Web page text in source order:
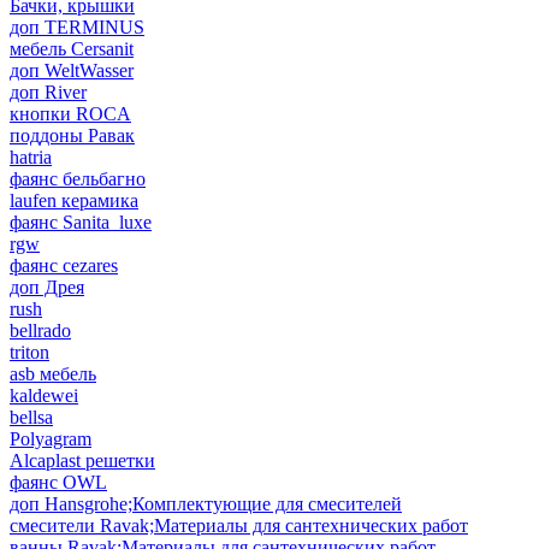
Бачки, крышки
доп TERMINUS
мебель Cersanit
доп WeltWasser
доп River
кнопки ROCA
поддоны Равак
hatria
фаянс бельбагно
laufen керамика
фаянс Sanita_luxe
rgw
фаянс cezares
доп Дрея
rush
bellrado
triton
asb мебель
kaldewei
bellsa
Polyagram
Alcaplast решетки
фаянс OWL
доп Hansgrohe;Комплектующие для смесителей
смесители Ravak;Материалы для сантехнических работ